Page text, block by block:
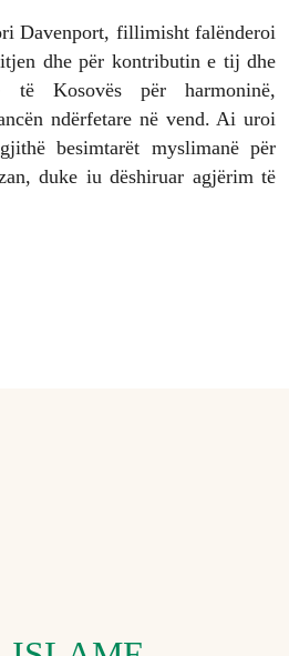
Davenport, fillimisht falënderoi
dhe për kontributin e tij dhe
të Kosovës për harmoninë,
ndërfetare në vend. Ai uroi
besimtarët myslimanë për
duke iu dëshiruar agjërim të